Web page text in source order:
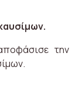
την